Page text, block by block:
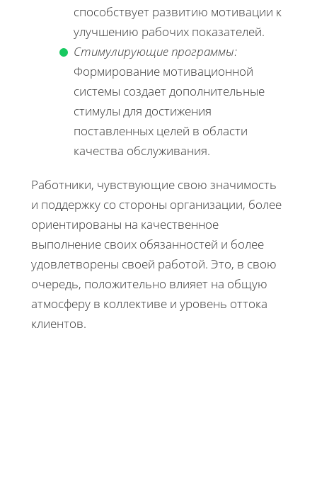
способствует развитию мотивации к
улучшению рабочих показателей.
Стимулирующие программы:
Формирование мотивационной
системы создает дополнительные
стимулы для достижения
поставленных целей в области
качества обслуживания.
Работники, чувствующие свою значимость
и поддержку со стороны организации, более
ориентированы на качественное
выполнение своих обязанностей и более
удовлетворены своей работой. Это, в свою
очередь, положительно влияет на общую
атмосферу в коллективе и уровень оттока
клиентов.